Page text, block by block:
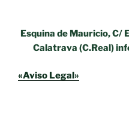
Esquina de Mauricio, C/
Calatrava (C.Real)
«Aviso Legal»